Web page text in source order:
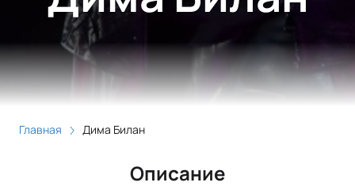
Главная Дима Билан
Описание